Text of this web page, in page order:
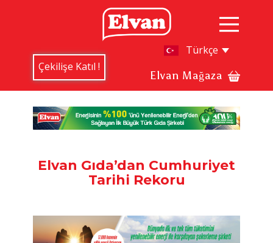
Elvan Mağaza
Çekilişe Katıl !
Elvan Gıda’dan Cumhuriyet
Tarihi Rekoru